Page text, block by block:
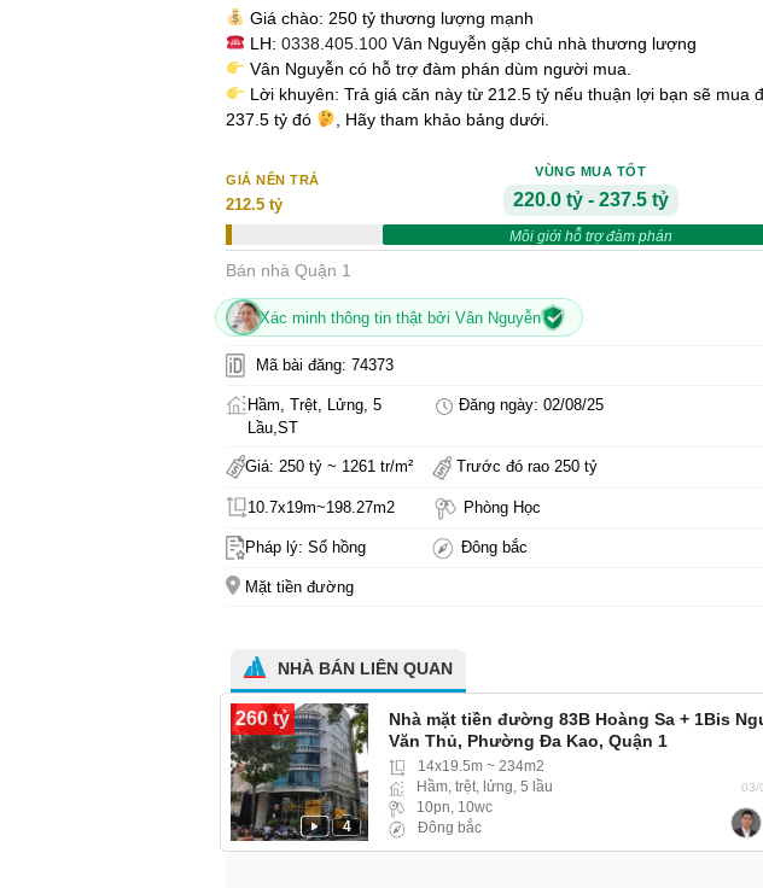
Giá chào: 250 tỷ thương lượng mạnh
LH: 0338.405.100Vân Nguyễn gặp chủ nhà thương lượng
Vân Nguyễn có hỗ trợ đàm phán dùm người mua.
Lời khuyên: Trả giá căn này từ 212.5 tỷ nếu thuận lợi bạn sẽ mua
237.5 tỷ đó
, Hãy tham khảo bảng dưới.
GIÁ NÊN TRẢ
212.5 tỷ
VÙNG MUA TỐT
220.0 tỷ - 237.5 tỷ
Môi giới hỗ trợ đàm phán
Bán nhà Quận 1
Xác minh thông tin thật bởi Vân Nguyễn
Mã bài đăng: 74373
Hầm, Trệt, Lửng, 5
Lầu,ST
Đăng ngày: 02/08/25
Giá: 250 tỷ ~ 1261 tr/m² Trước đó rao 250 tỷ
10.7x19m~198.27m2 Phòng Học
Pháp lý: Sổ hồng Đông bắc
Mặt tiền đường
NHÀ BÁN LIÊN QUAN
260 tỷ
4
Nhà mặt tiền đường 83B Hoàng Sa + 1Bis
Văn Thủ, Phường Đa Kao, Quận 1
14x19.5m ~ 234m2
Hầm, trệt, lửng, 5 lầu
10pn, 10wc
Đông bắc
03/